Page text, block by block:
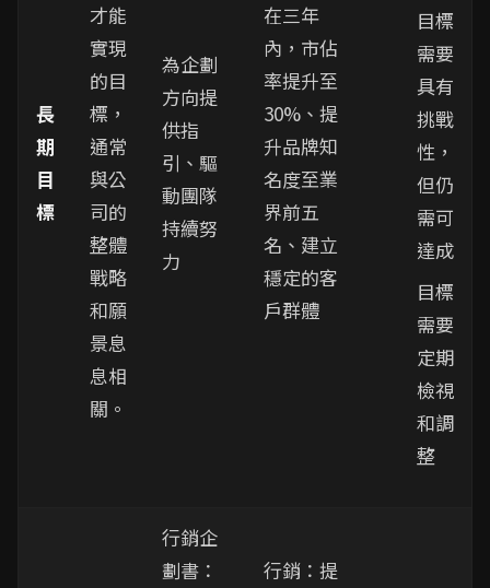
長
期
目
標
才能
實現
的目
標，
通常
與公
司的
整體
戰略
和願
景息
息相
關。
為企劃
方向提
供指
引、驅
動團隊
持續努
力
在三年
內，市佔
率提升至
30%、提
升品牌知
名度至業
界前五
名、建立
穩定的客
戶群體
目標
需要
具有
挑戰
性，
但仍
需可
達成
目標
需要
定期
檢視
和調
整
行銷企
劃書：
行銷：提